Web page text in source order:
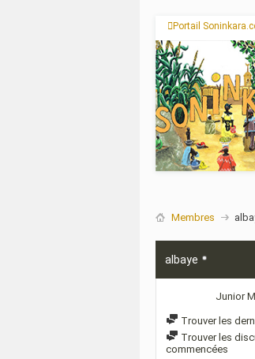
Portail
Membres
albaye
Junior
Trouver les
Trouver les
commencées